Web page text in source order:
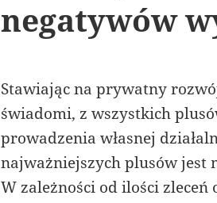
negatywów
Stawiając na prywatny
świadomi, z wszystkich
prowadzenia własnej
najważniejszych plusów jest
W zależności od ilości